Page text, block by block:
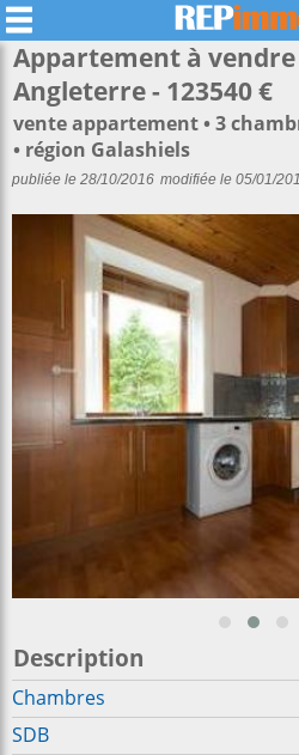
Appartement à vendre
Angleterre - 123540 €
vente appartement
3
région Galashiels
publiée le 28/10/2016 modifiée le 05/01/
Description
Chambres
SDB